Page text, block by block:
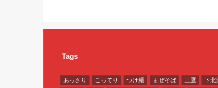
Tags
あっさり こってり つけ麺 まぜそば 三鷹
下北